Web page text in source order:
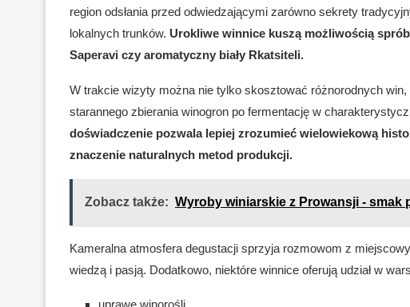
region odsłania przed odwiedzającymi zarówno sekrety
lokalnych trunków. Urokliwe winnice kuszą możliwością
Saperavi czy aromatyczny biały Rkatsiteli.
W trakcie wizyty można nie tylko skosztować różnorodnych
starannego zbierania winogron po fermentację w
doświadczenie pozwala lepiej zrozumieć wielowiekową
znaczenie naturalnych metod produkcji.
Zobacz także: Wyroby winiarskie z Prowansji - smak
Kameralna atmosfera degustacji sprzyja rozmowom z
wiedzą i pasją. Dodatkowo, niektóre winnice oferują udział w
uprawę winorośli,